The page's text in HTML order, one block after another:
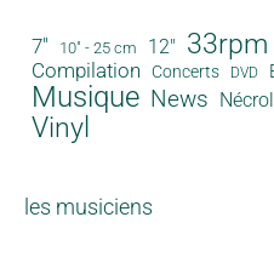
7" 10" - 25 cm 12" 33rpm
Compilation Concerts DVD
Musique News
Vinyl
les musiciens